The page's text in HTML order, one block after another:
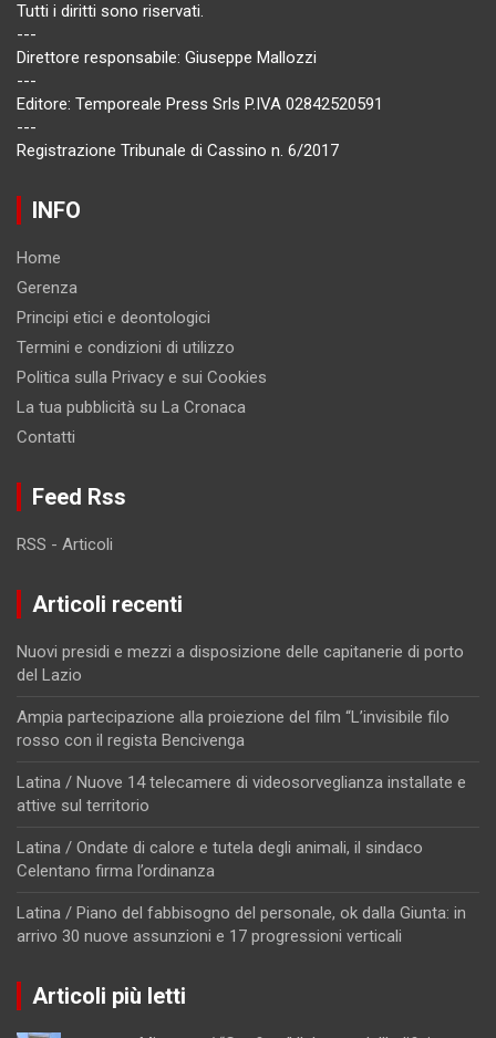
Tutti i diritti sono riservati.
---
Direttore responsabile: Giuseppe Mallozzi
---
Editore: Temporeale Press Srls P.IVA 02842520591
---
Registrazione Tribunale di Cassino n. 6/2017
INFO
Home
Gerenza
Principi etici e deontologici
Termini e condizioni di utilizzo
Politica sulla Privacy e sui Cookies
La tua pubblicità su La Cronaca
Contatti
Feed Rss
RSS - Articoli
Articoli recenti
Nuovi presidi e mezzi a disposizione delle capitanerie di porto
del Lazio
Ampia partecipazione alla proiezione del film “L’invisibile filo
rosso con il regista Bencivenga
Latina / Nuove 14 telecamere di videosorveglianza installate e
attive sul territorio
Latina / Ondate di calore e tutela degli animali, il sindaco
Celentano firma l’ordinanza
Latina / Piano del fabbisogno del personale, ok dalla Giunta: in
arrivo 30 nuove assunzioni e 17 progressioni verticali
Articoli più letti